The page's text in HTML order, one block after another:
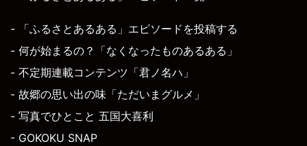
- 「ふるさとあるある」エピソードを投稿する
- 何が始まるの？「なくなったものあるある」
- 不定期連載コンテンツ「君ノ名ハ」
- 故郷の思い出の味「ただいまグルメ」
- 写真でひとこと 五国大喜利
- GOKOKU SNAP